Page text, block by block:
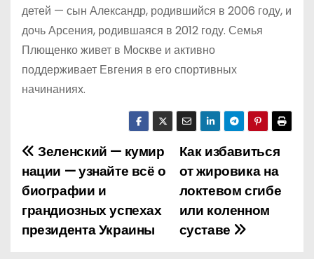
детей — сын Александр, родившийся в 2006 году, и
дочь Арсения, родившаяся в 2012 году. Семья
Плющенко живет в Москве и активно
поддерживает Евгения в его спортивных
начинаниях.
Н
а
в
и
Как избавиться
от жировика на
локтевом сгибе
или коленном
суставе
Зеленский — кумир
нации — узнайте всё о
биографии и
грандиозных успехах
президента Украины